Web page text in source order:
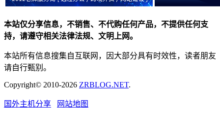
本站仅分享信息，不销售、不代购任何产品，不提供任何支
持，请遵守相关法律法规、文明上网。
本站所有信息搜集自互联网，因大部分具有时效性，读者朋友
请自行甄别。
Copyright© 2010-2026 ZRBLOG.NET.
国外主机分享 网站地图